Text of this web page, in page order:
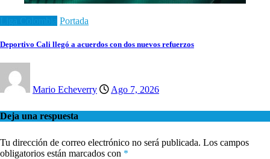
Portada
Deportivo Cali llegó a acuerdos con dos nuevos refuerzos
Mario Echeverry Ago 7, 2026
Deja una respuesta
Tu dirección de correo electrónico no será publicada. Los campos
obligatorios están marcados con *